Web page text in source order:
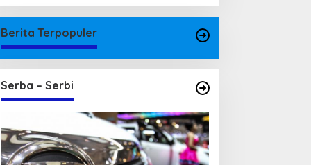
Berita Terpopuler
Serba – Serbi